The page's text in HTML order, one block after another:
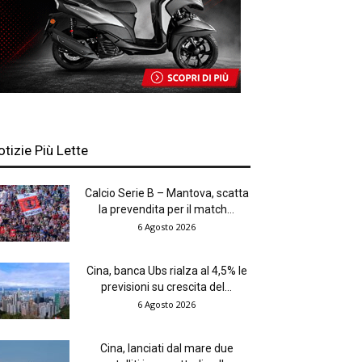
Più Lette
Calcio Serie B – Mantova, scatta
la prevendita per il match...
6 Agosto 2026
Cina, banca Ubs rialza al 4,5% le
previsioni su crescita del...
6 Agosto 2026
Cina, lanciati dal mare due